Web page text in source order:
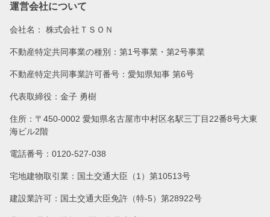
運営会社について
会社名： 株式会社ＴＳＯＮ
不動産特定共同事業の種別：第1号事業・第2号事業
不動産特定共同事業許可番号：愛知県知事 第6号
代表取締役：金子 勇樹
住所：〒450-0002 愛知県名古屋市中村区名駅三丁目22番8号大東
海ビル2階
電話番号：0120-527-038
宅地建物取引業：国土交通大臣（1）第10513号
建設業許可：国土交通大臣免許（特-5）第28922号